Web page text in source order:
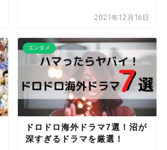
2021年12月16日
エンタメ
ドロドロ海外ドラマ7選！沼が
深すぎるドラマを厳選！